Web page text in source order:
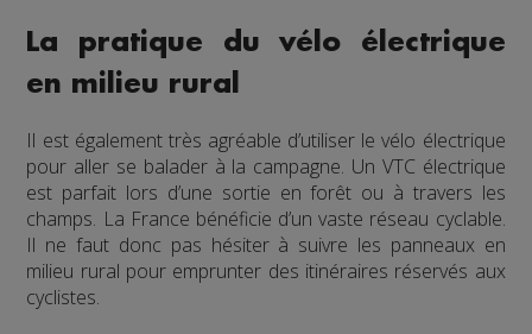
La pratique du vélo électrique
en milieu rural
Il est également très agréable d’utiliser le vélo électrique
pour aller se balader à la campagne. Un VTC électrique
est parfait lors d’une sortie en forêt ou à travers les
champs. La France bénéficie d’un vaste réseau cyclable.
Il ne faut donc pas hésiter à suivre les panneaux en
milieu rural pour emprunter des itinéraires réservés aux
cyclistes.